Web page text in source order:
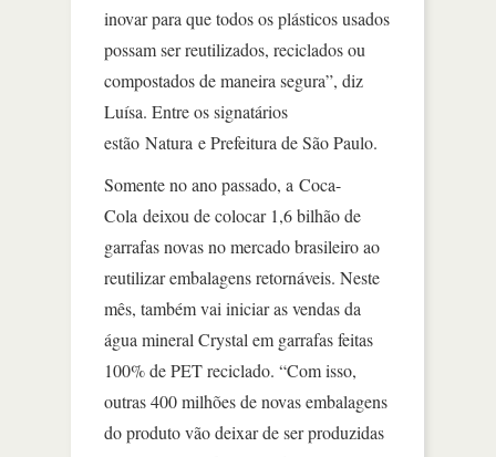
inovar para que todos os plásticos usados
possam ser reutilizados, reciclados ou
compostados de maneira segura”, diz
Luísa. Entre os signatários
estão Natura e Prefeitura de São Paulo.
Somente no ano passado, a Coca-
Cola deixou de colocar 1,6 bilhão de
garrafas novas no mercado brasileiro ao
reutilizar embalagens retornáveis. Neste
mês, também vai iniciar as vendas da
água mineral Crystal em garrafas feitas
100% de PET reciclado. “Com isso,
outras 400 milhões de novas embalagens
do produto vão deixar de ser produzidas